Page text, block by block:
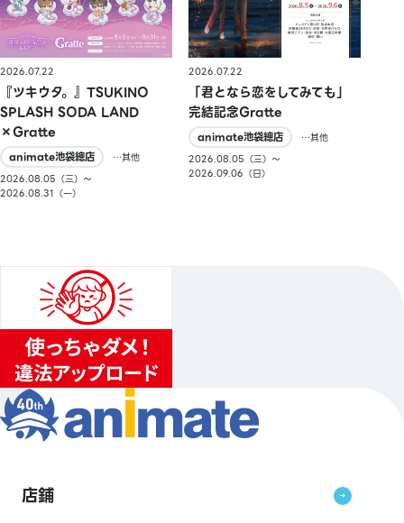
2026.07.22
『ツキウタ。』TSUKINO
SPLASH SODA LAND
×Gratte
animate池袋總店
…其他
2026.08.05（三）〜
2026.08.31（一）
2026.07.22
「君となら恋をしてみても」
完結記念Gratte
animate池袋總店
…其他
2026.08.05（三）〜
2026.09.06（日）
店鋪